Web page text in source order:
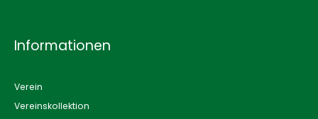
Informationen
Verein
Vereinskollektion